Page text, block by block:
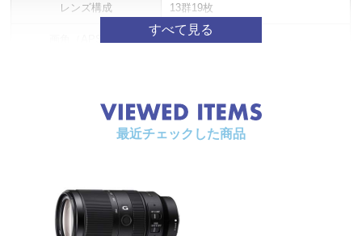
レンズ構成 13群19枚
22°-4°40'
最小絞り（F値) 22-32
絞り羽根 (枚） 7
最短撮影距離 1.1m-1.5m
最大撮影倍率 0.23倍
最近チェックした商品